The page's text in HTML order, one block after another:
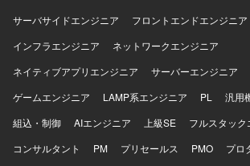
サーバサイドエンジニア
フロントエンドエンジニア
インフラエンジニア
ネットワークエンジニア
ネイティブアプリエンジニア
サーバーエンジニア
ゲームエンジニア
LAMP系エンジニア PL 汎用
組込・制御
AIエンジニア 上級SE
フルスタック
コンサルタント
PM プリセールス PMO
プロ